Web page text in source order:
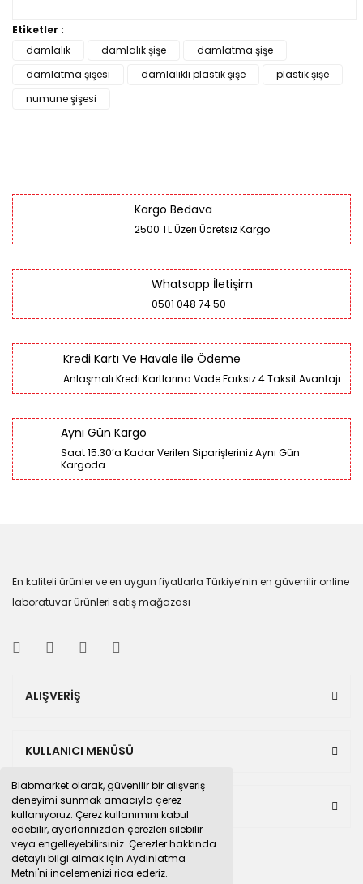
Blabmarket olarak, güvenilir bir alışveriş
deneyimi sunmak amacıyla çerez
kullanıyoruz. Çerez kullanımını kabul
edebilir, ayarlarınızdan çerezleri silebilir
veya engelleyebilirsiniz. Çerezler hakkında
detaylı bilgi almak için Aydınlatma
Metni'ni incelemenizi rica ederiz.
Etiketler :
damlalık
damlalık şişe
damlatma şişe
damlatma şişesi
damlalıklı plastik şişe
plastik şişe
numune şişesi
Kargo Bedava
2500 TL Üzeri Ücretsiz Kargo
Whatsapp İletişim
0501 048 74 50
Kredi Kartı Ve Havale ile Ödeme
Anlaşmalı Kredi Kartlarına Vade Farksız 4 Taksit Avantajı
Aynı Gün Kargo
Saat 15:30’a Kadar Verilen Siparişleriniz Aynı Gün
Kargoda
En kaliteli ürünler ve en uygun fiyatlarla Türkiye’nin en güvenilir online
laboratuvar ürünleri satış mağazası
ALIŞVERİŞ
KULLANICI MENÜSÜ
BULUNDUĞUMUZ PAZAR YERLERİ